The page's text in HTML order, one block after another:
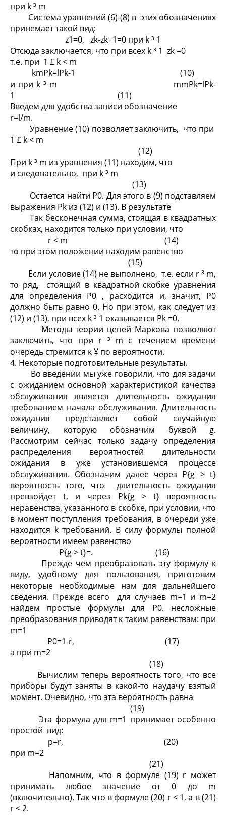
при k ³ m
Система уравнений (6)-(8) в этих обозначениях
принемает такой вид:
z1=0, zk-zk+1=0 при k ³ 1
Отсюда заключается, что при всех k ³ 1 zk =0
т.е. при 1 £ k < m
kmPk=lPk-1 (10)
и при k³ m mmPk=lPk-
1 (11)
Введем для удобства записи обозначение
r=l/m.
Уравнение (10) позволяет заключить, что при
1 £ k < m
(12)
При k ³ m из уравнения (11) находим, что
и следовательно, при k ³ m
(13)
Остается найти P0. Для этого в (9) подставляем
выражения Pk из (12) и (13). В результате
Так бесконечная сумма, стоящая в квадратных
скобках, находится только при условии, что
r < m (14)
то при этом положении находим равенство
(15)
Если условие (14) не выполнено, т.е. если r ³ m,
то ряд, стоящий в квадратной скобке уравнения
для определения P0 , расходится и, значит, P0
должно быть равно 0. Но при этом, как следует из
(12) и (13), при всех k ³ 1 оказывается Pk =0.
Методы теории цепей Маркова позволяют
заключить, что при r ³ m с течением времени
очередь стремится к ¥ по вероятности.
4. Некоторые подготовительные результаты.
Во введении мы уже говорили, что для задачи
с ожиданием основной характеристикой качества
обслуживания является длительность ожидания
требованием начала обслуживания. Длительность
ожидания представляет собой случайную
величину, которую обозначим буквой g.
Рассмотрим сейчас только задачу определения
распределения вероятностей длительности
ожидания в уже установившемся процессе
обслуживания. Обозначим далее через P{g > t}
вероятность того, что длительность ожидания
превзойдет t, и через Pk{g > t} вероятность
неравенства, указанного в скобке, при условии, что
в момент поступления требования, в очереди уже
находится k требований. В силу формулы полной
вероятности имеем равенство
P{g > t}=. (16)
Прежде чем преобразовать эту формулу к
виду, удобному для пользования, приготовим
некоторые необходимые нам для дальнейшего
сведения. Прежде всего для случаев m=1 и m=2
найдем простые формулы для P0. несложные
преобразования приводят к таким равенствам: при
m=1
P0=1-r, (17)
а при m=2
(18)
Вычислим теперь вероятность того, что все
приборы будут заняты в какой-то наудачу взятый
момент. Очевидно, что эта вероятность равна
(19)
Эта формула для m=1 принимает особенно
простой вид:
p=r, (20)
при m=2
(21)
Напомним, что в формуле (19) r может
принимать любое значение от 0 до m
(включительно). Так что в формуле (20) r < 1, а в (21)
r < 2.